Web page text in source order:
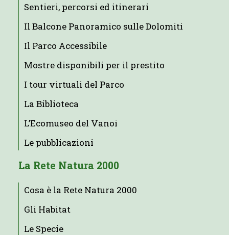
Sentieri, percorsi ed itinerari
Il Balcone Panoramico sulle Dolomiti
Il Parco Accessibile
Mostre disponibili per il prestito
I tour virtuali del Parco
La Biblioteca
L’Ecomuseo del Vanoi
Le pubblicazioni
La Rete Natura 2000
Cosa è la Rete Natura 2000
Gli Habitat
Le Specie